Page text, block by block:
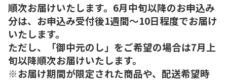
順次お届けいたします。6月中旬以降のお申込み
分は、お申込み受付後1週間～10日程度でお届け
いたします。
ただし、「御中元のし」をご希望の場合は7月上
旬以降順次お届けいたします。
※お届け期間が限定された商品や、配送希望時